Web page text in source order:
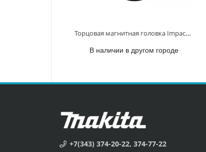
Торцовая магнитная головка Impact Black 8х50 B-66830 B-66830
В наличии в другом городе
+7(343) 374-20-22, 374-77-22